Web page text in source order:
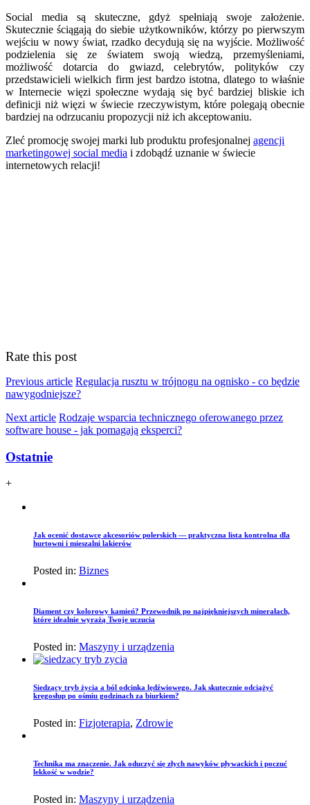
Social media są skuteczne, gdyż spełniają swoje założenie.
Skutecznie ściągają do siebie użytkowników, którzy po pierwszym
wejściu w nowy świat, rzadko decydują się na wyjście. Możliwość
podzielenia się ze światem swoją wiedzą, przemyśleniami,
możliwość dotarcia do gwiazd, celebrytów, polityków czy
przedstawicieli wielkich firm jest bardzo istotna, dlatego to właśnie
w Internecie więzi społeczne wydają się być bardziej bliskie ich
definicji niż więzi w świecie rzeczywistym, które polegają obecnie
bardziej na odrzucaniu propozycji niż ich akceptowaniu.
Zleć promocję swojej marki lub produktu profesjonalnej agencji
marketingowej social media i zdobądź uznanie w świecie
internetowych relacji!
Rate this post
Previous article Regulacja rusztu w trójnogu na ognisko - co będzie
nawygodniejsze?
Next article Rodzaje wsparcia technicznego oferowanego przez
software house - jak pomagają eksperci?
Ostatnie
+
Jak ocenić dostawcę akcesoriów polerskich — praktyczna lista kontrolna dla
hurtowni i mieszalni lakierów
Posted in: Biznes
Diament czy kolorowy kamień? Przewodnik po najpiękniejszych minerałach,
które idealnie wyrażą Twoje uczucia
Posted in: Maszyny i urządzenia
Siedzący tryb życia a ból odcinka lędźwiowego. Jak skutecznie odciążyć
kręgosłup po ośmiu godzinach za biurkiem?
Posted in: Fizjoterapia, Zdrowie
Technika ma znaczenie. Jak oduczyć się złych nawyków pływackich i poczuć
lekkość w wodzie?
Posted in: Maszyny i urządzenia